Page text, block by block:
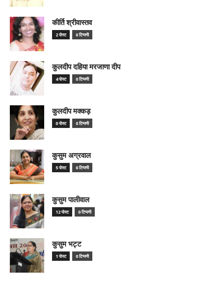
कीर्ति श्रीवास्तव
2 पोस्ट 0 टिप्पणी
कुलदीप दहिया मरजाणा दीप
4 पोस्ट 0 टिप्पणी
कुलदीप मक्कड़
0 पोस्ट 0 टिप्पणी
कुसुम अग्रवाल
5 पोस्ट 0 टिप्पणी
कुसुम पालीवाल
12 पोस्ट 0 टिप्पणी
कुसुम भट्ट
1 पोस्ट 0 टिप्पणी